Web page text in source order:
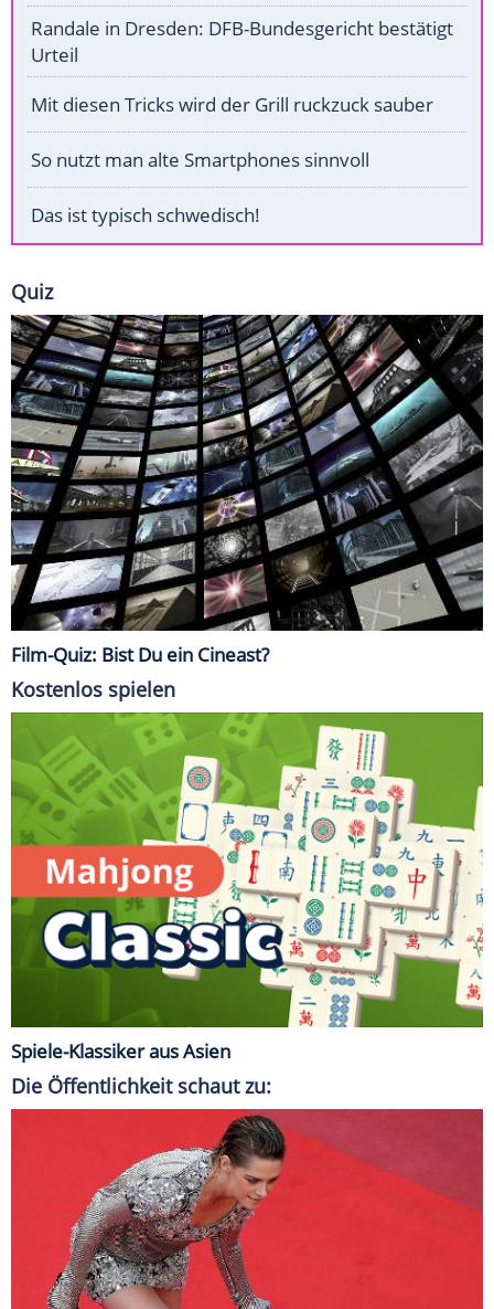
Randale in Dresden: DFB-Bundesgericht bestätigt
Urteil
Mit diesen Tricks wird der Grill ruckzuck sauber
So nutzt man alte Smartphones sinnvoll
Das ist typisch schwedisch!
Quiz
Film-Quiz: Bist Du ein Cineast?
Kostenlos spielen
Spiele-Klassiker aus Asien
Die Öffentlichkeit schaut zu: